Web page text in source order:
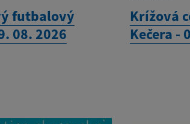
futbalový
08. 2026
Krížová
Kečera -